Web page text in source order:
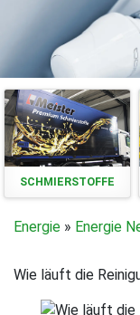
SCHMIERSTOFFE
Energie » Energie
Wie läuft die